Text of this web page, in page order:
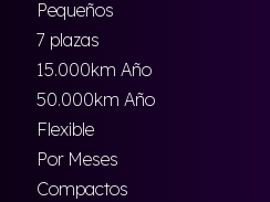
Pequeños
7 plazas
15.000km Año
50.000km Año
Flexible
Por Meses
Compactos